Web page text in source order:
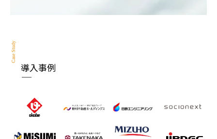
導入事例
Case Study